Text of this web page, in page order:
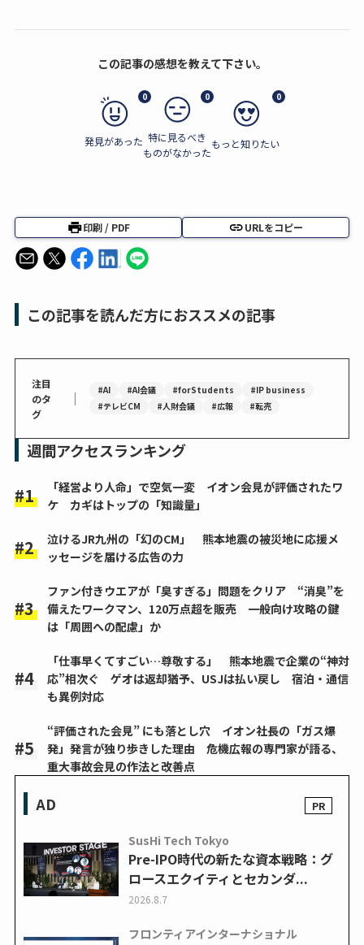
この記事の感想を教えて下さい。
0
発見があった
0
特に見るべき
ものがなかった
0
もっと知りたい
印刷 / PDF URLをコピー
この記事を読んだ方におススメの記事
注目
のタ
グ
｜ #AI #AI会議 #forStudents
#IP business
#テレビCM
#人財会議 #広報 #転売
週間アクセスランキング
「経営より人命」で空気一変 イオン会見が評価されたワ
ケ カギはトップの「知識量」
泣けるJR九州の「幻のCM」 熊本地震の被災地に応援メ
ッセージを届ける広告の力
ファン付きウエアが「臭すぎる」問題をクリア “消臭”を
備えたワークマン、120万点超を販売 一般向け攻略の鍵
は「周囲への配慮」か
「仕事早くてすごい…尊敬する」 熊本地震で企業の“神対
応”相次ぐ ゲオは返却猶予、USJは払い戻し 宿泊・通信
も異例対応
“評価された会見” にも落とし穴 イオン社長の「ガス爆
発」発言が独り歩きした理由 危機広報の専門家が語る、
重大事故会見の作法と改善点
AD
SusHi Tech Tokyo
Pre-IPO時代の新たな資本戦略：グ
ロースエクイティとセカンダ...
2026.8.7
フロンティアインターナショナル